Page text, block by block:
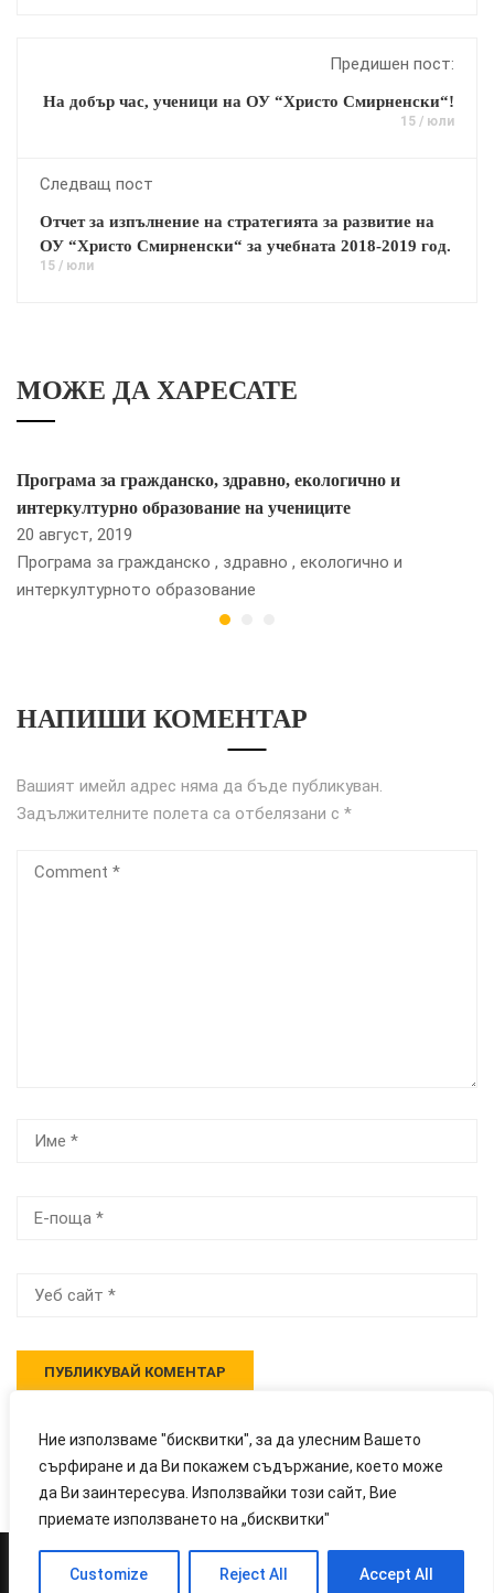
Ние използваме "бисквитки", за да улесним Вашето
сърфиране и да Ви покажем съдържание, което може
да Ви заинтересува. Използвайки този сайт, Вие
приемате използването на „бисквитки"
Customize Reject All Accept All
Предишен пост:
На добър час, ученици на ОУ “Христо Смирненски“!
15 / юли
Следващ пост
Отчет за изпълнение на стратегията за развитие на
ОУ “Христо Смирненски“ за учебната 2018-2019 год.
15 / юли
МОЖЕ ДА ХАРЕСАТЕ
Програма за гражданско, здравно, екологично и
интеркултурно образование на учениците
20 август, 2019
Програма за гражданско , здравно , екологично и
интеркултурното образование
НАПИШИ КОМЕНТАР
Вашият имейл адрес няма да бъде публикуван.
Задължителните полета са отбелязани с *
Powered and Hosted by LOD Corporation